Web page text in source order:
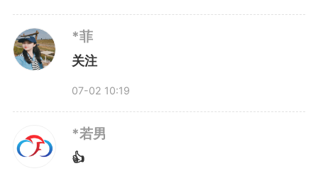
*菲
关注
07-02 10:19
*若男
👍